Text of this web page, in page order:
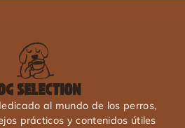
al mundo de los perros,
prácticos y contenidos útiles